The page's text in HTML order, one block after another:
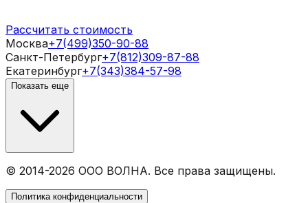
Рассчитать стоимость
Москва+7(499)350-90-88
Санкт-Петербург+7(812)309-87-88
Екатеринбург+7(343)384-57-98
Показать еще
© 2014-2026 ООО ВОЛНА. Все права защищены.
Политика конфиденциальности